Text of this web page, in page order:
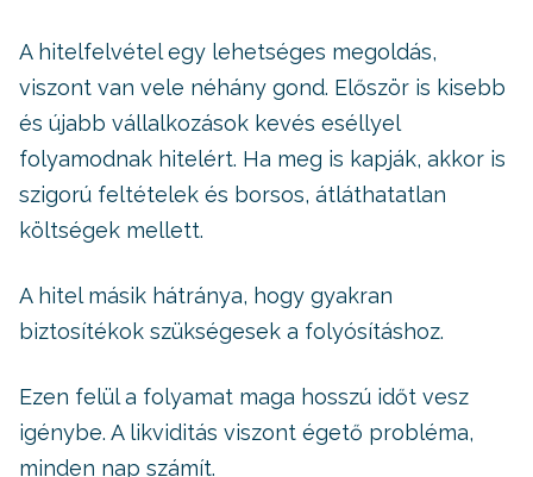
A hitelfelvétel egy lehetséges megoldás,
viszont van vele néhány gond. Először is kisebb
és újabb vállalkozások kevés eséllyel
folyamodnak hitelért. Ha meg is kapják, akkor is
szigorú feltételek és borsos, átláthatatlan
költségek mellett.
A hitel másik hátránya, hogy gyakran
biztosítékok szükségesek a folyósításhoz.
Ezen felül a folyamat maga hosszú időt vesz
igénybe. A likviditás viszont égető probléma,
minden nap számít.